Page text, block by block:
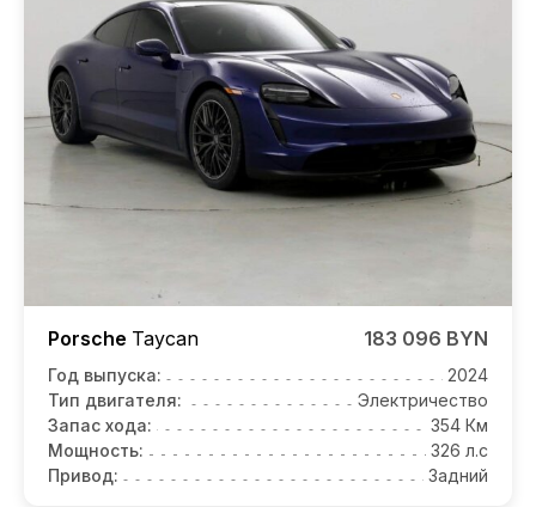
Porsche Taycan 183 096 BYN
Год выпуска:
2024
Тип двигателя:
Электричество
Запас хода:
354 Км
Мощность:
326 л.с
Привод:
Задний